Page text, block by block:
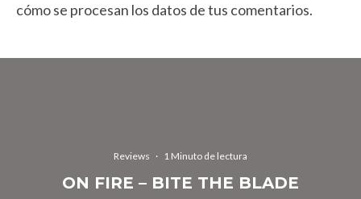
cómo se procesan los datos de tus comentarios.
Reviews · 1 Minuto de lectura
ON FIRE – BITE THE BLADE